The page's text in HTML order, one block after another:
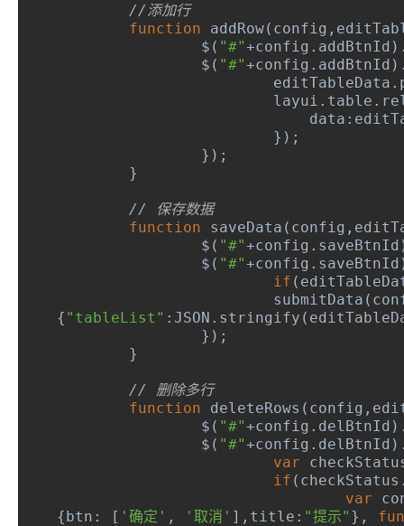
//添加行
function addRow( config ,
$ ( "#"+config . addBtnId
		$
( "#"+config . addBtnId
			editTableData
.
			layui
. table .
			    data
:
});
});
}
// 保存数据
function saveData ( config ,
		$
( "#"+config . saveBtnId
		$
( "#"+config . saveBtnId
if (
			submitData
(
{ "tableList" : JSON . stringify (
});
}
// 删除多行
function deleteRows ( config ,
		$
( "#"+config . delBtnId
		$
( "#"+config . delBtnId
var
if ( checkStatus
var
{btn : [ '确定' , '取消' ], title : "提示" },